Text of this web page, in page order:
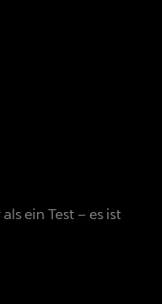
ein Test – es ist